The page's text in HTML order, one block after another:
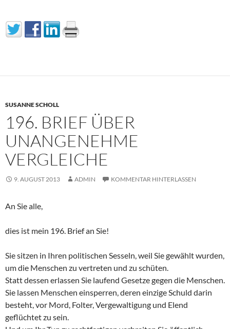
SUSANNE SCHOLL
196. BRIEF ÜBER
UNANGENEHME
VERGLEICHE
9. AUGUST 2013 ADMIN KOMMENTAR HINTERLASSEN
An Sie alle,
dies ist mein 196. Brief an Sie!
Sie sitzen in Ihren politischen Sesseln, weil Sie gewählt wurden,
um die Menschen zu vertreten und zu schüten.
Statt dessen erlassen Sie laufend Gesetze gegen die Menschen.
Sie lassen Menschen einsperren, deren einzige Schuld darin
besteht, vor Mord, Folter, Vergewaltigung und Elend
geflüchtet zu sein.